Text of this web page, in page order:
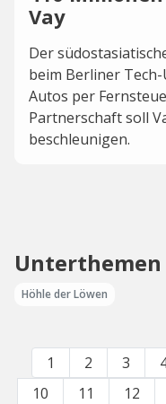
Vay
Der
beim Berliner
Autos per
Partnerschaft soll
beschleunigen.
Unterthemen
Höhle der Löwen
1 2 3
10
11 12